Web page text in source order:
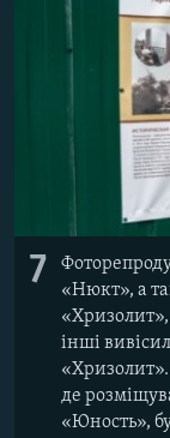
7
«Нюкт», а
інші
«Хризолит».
де
«Юность»,